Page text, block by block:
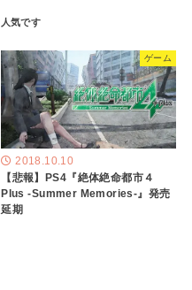
ゲーム
2018.10.10
【悲報】PS4『絶体絶命都市４
Plus -Summer Memories-』発売
延期